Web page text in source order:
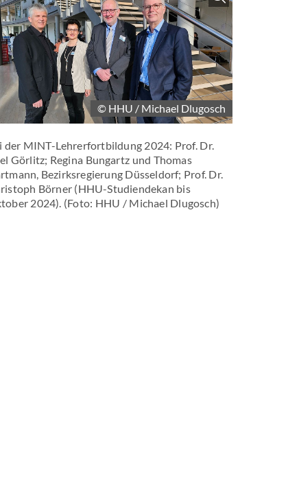
© HHU / Michael Dlugosch
der MINT-Lehrerfortbildung 2024: Prof. Dr.
Görlitz; Regina Bungartz und Thomas
Bezirksregierung Düsseldorf; Prof. Dr.
Börner (HHU-Studiendekan bis
2024). (Foto: HHU / Michael Dlugosch)